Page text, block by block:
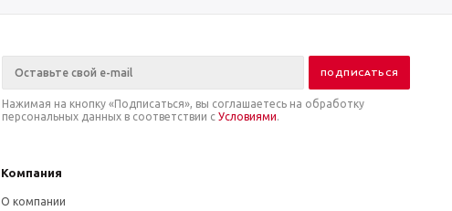
Нажимая на кнопку «Подписаться», вы соглашаетесь на обработку
персональных данных в соответствии с Условиями.
Компания
О компании